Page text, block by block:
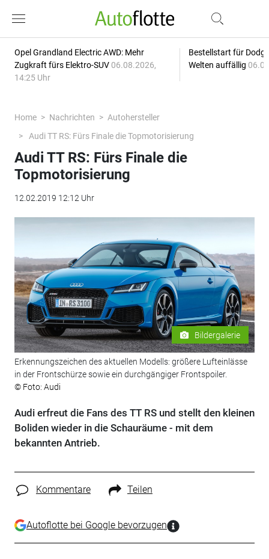
Opel Grandland Electric AWD: Mehr
Zugkraft fürs Elektro-SUV 06.08.2026,
14:25 Uhr
Bestellstart für
Welten auffällig
Home Nachrichten
Autohersteller
Audi TT RS: Fürs Finale die Topmotorisierung
Audi TT RS: Fürs Finale die
Topmotorisierung
12.02.2019 12:12 Uhr
Bildergalerie
Erkennungszeichen des aktuellen Modells: größere Lufteinlässe
in der Frontschürze sowie ein durchgängiger Frontspoiler.
© Foto: Audi
Audi erfreut die Fans des TT RS und stellt den kleinen
Boliden wieder in die Schauräume - mit dem
bekannten Antrieb.
Kommentare Teilen
Autoflotte bei Google bevorzugen